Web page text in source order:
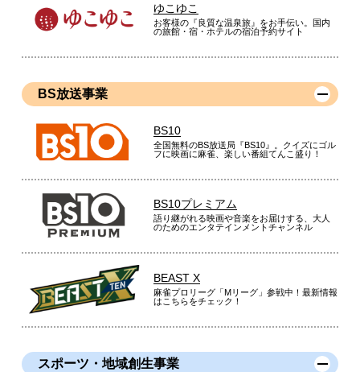
ゆこゆこ
お客様の『良質な温泉旅』をお手伝い。国内
の旅館・宿・ホテルの宿泊予約サイト
BS放送事業
BS10
全国無料のBS放送局『BS10』。クイズにゴル
フに映画に麻雀、楽しい番組てんこ盛り！
BS10プレミアム
語り継がれる映画や音楽をお届けする、大人
のためのエンタテインメントチャンネル
BEAST X
麻雀プロリーグ「Mリーグ」参戦中！最新情報
はこちらをチェック！
スポーツ・地域創生事業